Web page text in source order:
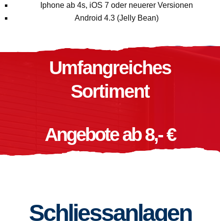
Iphone ab 4s, iOS 7 oder neuerer Versionen
Android 4.3 (Jelly Bean)
Umfangreiches
Sortiment
Angebote ab 8,- €
Schliessanlagen